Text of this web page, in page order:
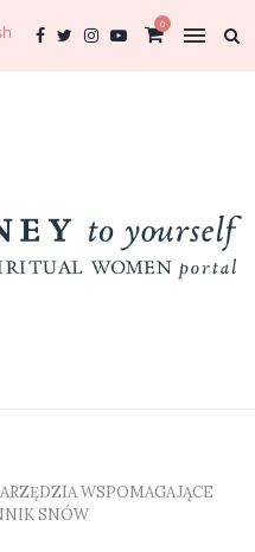
0
WSPOMAGAJĄCE
SNÓW